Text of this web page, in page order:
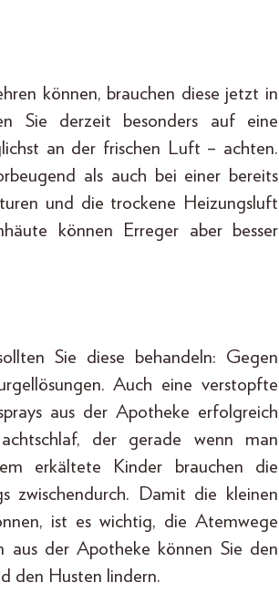
können, brauchen diese jetzt in
Sie derzeit besonders auf eine
an der frischen Luft – achten.
als auch bei einer bereits
und die trockene Heizungsluft
können Erreger aber besser
Sie diese behandeln: Gegen
Auch eine verstopfte
aus der Apotheke erfolgreich
der gerade wenn man
erkältete Kinder brauchen die
zwischendurch. Damit die kleinen
ist es wichtig, die Atemwege
aus der Apotheke können Sie den
den Husten lindern.